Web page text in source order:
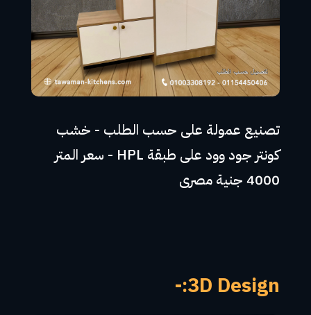
تصنيع عمولة على حسب الطلب - خشب
كونتر جود وود على طبقة HPL - سعر المتر
4000 جنية مصرى
3D Design:-